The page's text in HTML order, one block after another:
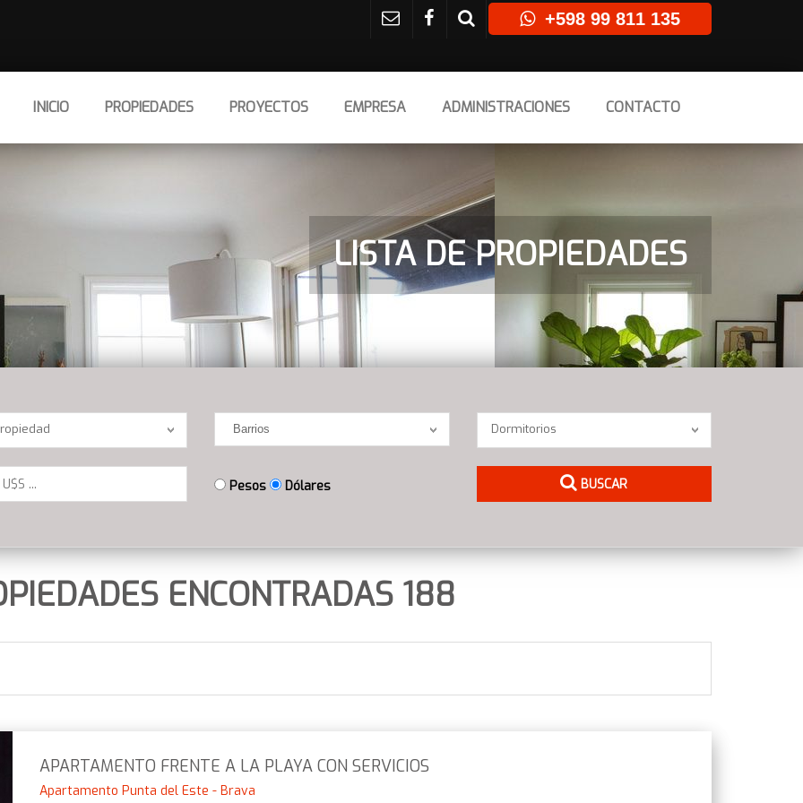
+598 99 811 135
INICIO PROPIEDADES PROYECTOS EMPRESA ADMINISTRACIONES CONTACTO
LISTA DE PROPIEDADES
Barrios Dormitorios
Dormitorios
Pesos Dólares BUSCAR
ENCONTRADAS 188
APARTAMENTO FRENTE A LA PLAYA CON SERVICIOS
Apartamento Punta del Este - Brava